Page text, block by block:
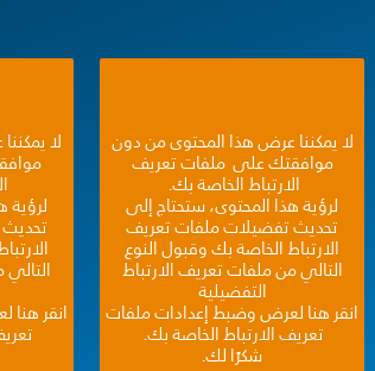
لا
لرؤية
انقر
لا يمكننا عرض هذا المحتوى من دون
موافقتك على ملفات تعريف
الارتباط الخاصة بك.
لرؤية هذا المحتوى، ستحتاج إلى
تحديث تفضيلات ملفات تعريف
الارتباط الخاصة بك وقبول النوع
التالي من ملفات تعريف الارتباط
التفضيلية
انقر هنا لعرض وضبط إعدادات ملفات
تعريف الارتباط الخاصة بك.
شكرًا لك.